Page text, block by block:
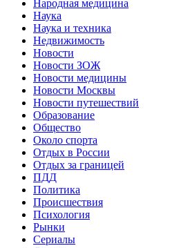
Народная медицина
Наука
Наука и техника
Недвижимость
Новости
Новости ЗОЖ
Новости медицины
Новости Москвы
Новости путешествий
Образование
Общество
Около спорта
Отдых в России
Отдых за границей
ПДД
Политика
Происшествия
Психология
Рынки
Сериалы